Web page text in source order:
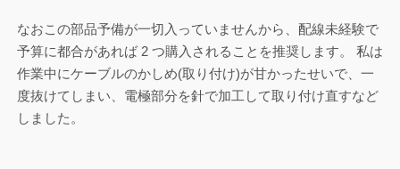
なおこの部品予備が一切入っていませんから、配線未経験で
予算に都合があれば 2 つ購入されることを推奨します。 私は
作業中にケーブルのかしめ(取り付け)が甘かったせいで、一
度抜けてしまい、電極部分を針で加工して取り付け直すなど
しました。